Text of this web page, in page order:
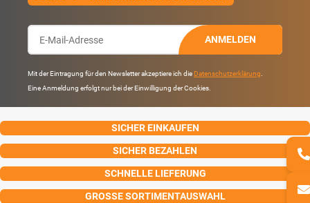
ANMELDEN
Mit der Eintragung für den Newsletter akzeptiere ich die Datenschutzerklärung
Eine Anmeldung erfolgt nur bei der Einwilligung der Cookies.
SICHER EINKAUFEN
SICHER BEZAHLEN
SCHNELLE LIEFERUNG
GROSSE SORTIMENTAUSWAHL